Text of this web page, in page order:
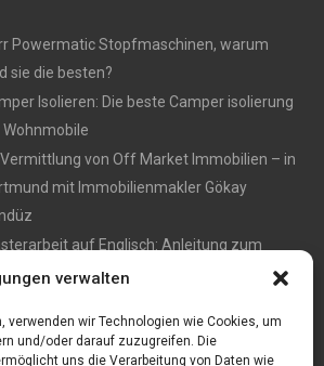
verwalten
verwenden wir Technologien wie Cookies, um
und/oder darauf zuzugreifen. Die
uns die Verarbeitung von Daten wie
Powermatic Stopfmaschinen, warum
sie die besten?
Isolieren: Die beste Camper isolierung
Vermittlung von Off Market Immobilien – in
mit Immobilienmakler Gökay
auf Englisch: Anleitung zum